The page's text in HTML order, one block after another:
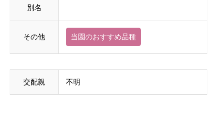
別名
その他 当園のおすすめ品種
交配親 不明